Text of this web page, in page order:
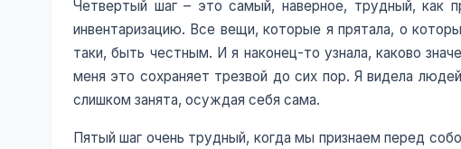
Четвертый шаг – это самый, наверное, трудный, как
инвентаризацию. Все вещи, которые я прятала, о
таки, быть честным. И я наконец-то узнала, каково
меня это сохраняет трезвой до сих пор. Я видела
слишком занята, осуждая себя сама.
Пятый шаг очень трудный, когда мы признаем перед